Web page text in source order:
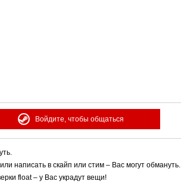
Войдите, чтобы общаться
написать в скайп или стим – Вас могут обмануть.
float – у Вас украдут вещи!